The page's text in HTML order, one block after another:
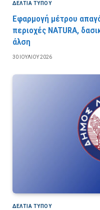
ΔΕΛΤΙΑ ΤΥΠΟΥ
Εφαρμογή μέτρου
περιοχές NATURA,
άλση
30 ΙΟΥΛΊΟΥ 2026
ΔΕΛΤΙΑ ΤΥΠΟΥ